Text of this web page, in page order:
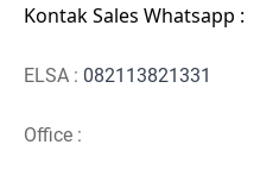
Kontak Sales Whatsapp :
ELSA : 082113821331
Office :